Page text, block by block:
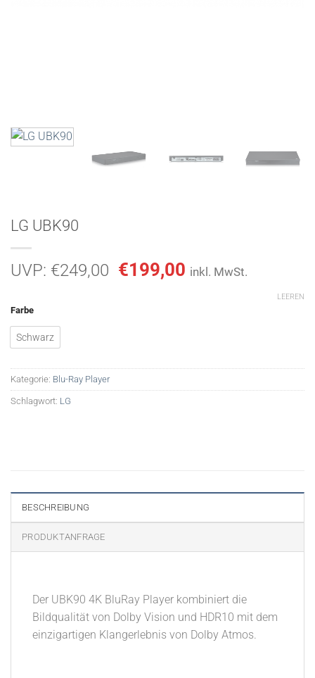
LG UBK90
UVP: €249,00 Ursprünglicher
€199,00 Aktueller
inkl. MwSt.
Farbe
Schwarz
LEEREN
Kategorie: Blu-Ray Player
Schlagwort: LG
BESCHREIBUNG
PRODUKTANFRAGE
Der UBK90 4K BluRay Player kombiniert die
Bildqualität von Dolby Vision und HDR10 mit dem
einzigartigen Klangerlebnis von Dolby Atmos.